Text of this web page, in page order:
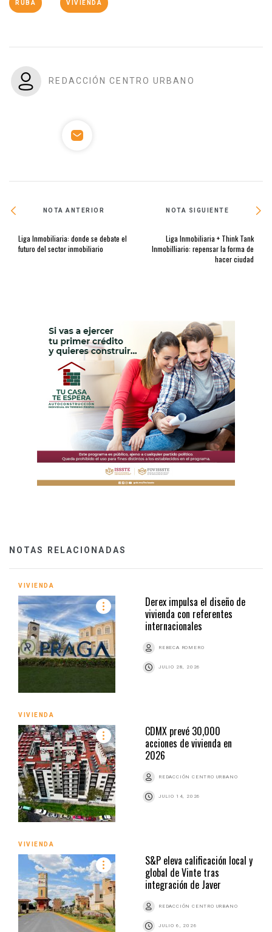
RUBA VIVIENDA
REDACCIÓN CENTRO URBANO
NOTA ANTERIOR
Liga Inmobiliaria: donde se debate el
futuro del sector inmobiliario
NOTA SIGUIENTE
Liga Inmobiliaria + Think Tank
Inmobilliario: repensar la forma de
hacer ciudad
NOTAS RELACIONADAS
VIVIENDA
Derex impulsa el diseño de
vivienda con referentes
internacionales
REBECA ROMERO
JULIO 28, 2026
VIVIENDA
CDMX prevé 30,000
acciones de vivienda en
2026
REDACCIÓN CENTRO URBANO
JULIO 14, 2026
VIVIENDA
S&P eleva calificación local y
global de Vinte tras
integración de Javer
REDACCIÓN CENTRO URBANO
JULIO 6, 2026